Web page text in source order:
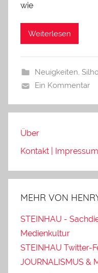
wie
Weiterlesen
Neuigkeiten,
Ein Kommentar
Über
Kontakt | Impressum
MEHR VON
STEINHAU -
Medienkultur
STEINHAU Twitter-
JOURNALISMUS &